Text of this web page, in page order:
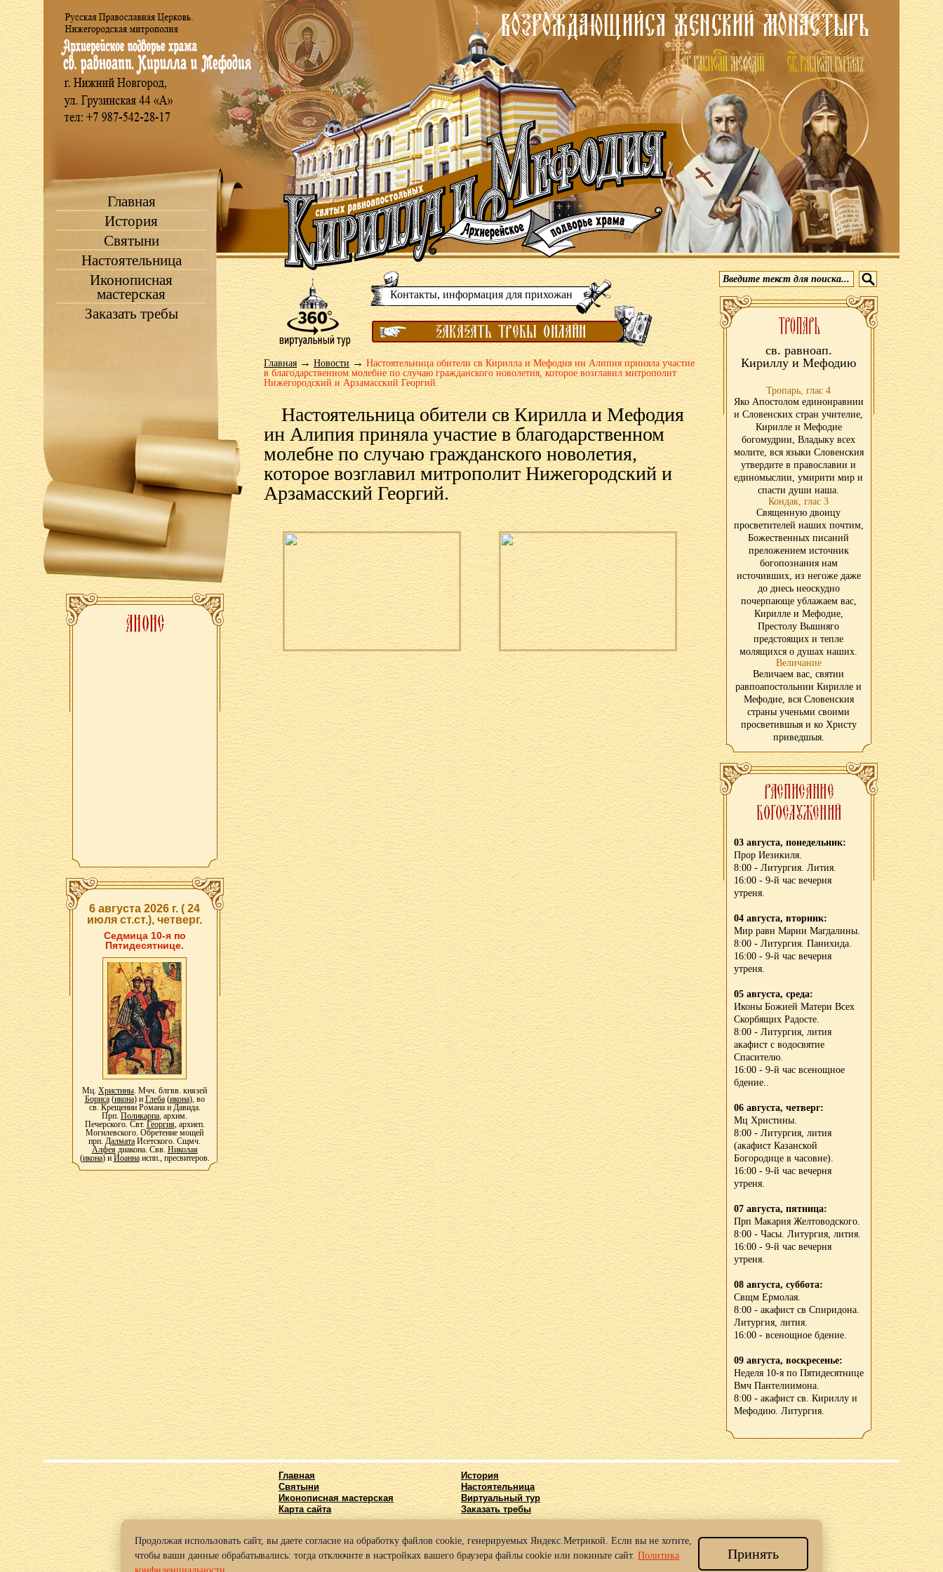
Главная
История
Святыни
Настоятельница
Иконописная
мастерская
Заказать требы
6 августа 2026 г. ( 24
июля ст.ст.), четверг.
Седмица 10-я по
Пятидесятнице.
Мц. Христины. Мчч. блгвв. князей
Бориса(икона) и Глеба(икона), во
св. Крещении Романа и Давида.
Прп. Поликарпа, архим.
Печерского. Свт. Георгия, архиеп.
Могилевского. Обретение мощей
прп. Далмата Исетского. Сщмч.
Алфеядиакона. Свв. Николая
(икона) и Иоаннаиспп., пресвитеров.
Контакты, информация для прихожан
Главная→Новости→Настоятельница обители св Кирилла и Мефодия ин Алипия приняла участие
в благодарственном молебне по случаю гражданского новолетия, которое возглавил митрополит
Нижегородский и Арзамасский Георгий.
Настоятельница обители св Кирилла и Мефодия
ин Алипия приняла участие в благодарственном
молебне по случаю гражданского новолетия,
которое возглавил митрополит Нижегородский и
Арзамасский Георгий.
св. равноап.
Кириллу и Мефодию
Тропарь, глас 4
Яко Апостолом единонравнии
и Словенских стран учителие,
Кирилле и Мефодие
богомудрии, Владыку всех
молите, вся языки Словенския
утвердите в православии и
единомыслии, умирити мир и
спасти души наша.
Кондак, глас 3
Священную двоицу
просветителей наших почтим,
Божественных писаний
преложением источник
богопознания нам
источивших, из негоже даже
до днесь неоскудно
почерпающе ублажаем вас,
Кирилле и Мефодие,
Престолу Вышняго
предстоящих и тепле
молящихся о душах наших.
Величание
Величаем вас, святии
равпоапостольнии Кирилле и
Мефодие, вся Словенския
страны ученьми своими
просветившыя и ко Христу
приведшыя.
03 августа, понедельник:
Прор Иезикиля.
8:00 - Литургия. Лития.
16:00 - 9-й час вечерня
утреня.
04 августа, вторник:
Мир равн Марии Магдалины.
8:00 - Литургия. Панихида.
16:00 - 9-й час вечерня
утреня.
05 августа, среда:
Иконы Божией Матери Всех
Скорбящих Радосте.
8:00 - Литургия, лития
акафист с водосвятие
Спасителю.
16:00 - 9-й час всенощное
бдение..
06 августа, четверг:
Мц Христины.
8:00 - Литургия, лития
(акафист Казанской
Богородице в часовне).
16:00 - 9-й час вечерня
утреня.
07 августа, пятница:
Прп Макария Желтоводского.
8:00 - Часы. Литургия, лития.
16:00 - 9-й час вечерня
утреня.
08 августа, суббота:
Свщм Ермолая.
8:00 - акафист св Спиридона.
Литургия, лития.
16:00 - всенощное бдение.
09 августа, воскресенье:
Неделя 10-я по Пятидесятнице
Вмч Пантелиимона.
8:00 - акафист св. Кириллу и
Мефодию. Литургия.
Главная
История
Святыни
Настоятельница
Иконописная мастерская
Виртуальный тур
Карта сайта
Заказать требы
© 2016-2025 Архиерейское подворье храма во имя Святых Кирилла и Мефодия г. Нижний Новгород.
Политика конфиденциальности
Продолжая использовать сайт, вы даете согласие на обработку файлов cookie, генерируемых Яндекс.Метрикой. Если вы не хотите,
чтобы ваши данные обрабатывались: тогда отключите в настройках вашего браузера файлы cookie или покиньте сайт. Политика
Принять